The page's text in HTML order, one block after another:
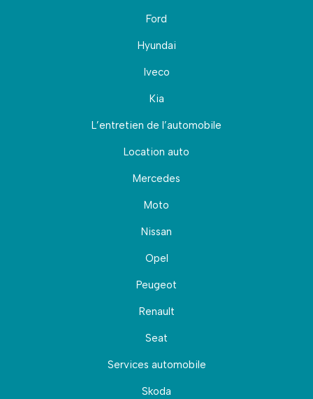
Ford
Hyundai
Iveco
Kia
L’entretien de l’automobile
Location auto
Mercedes
Moto
Nissan
Opel
Peugeot
Renault
Seat
Services automobile
Skoda